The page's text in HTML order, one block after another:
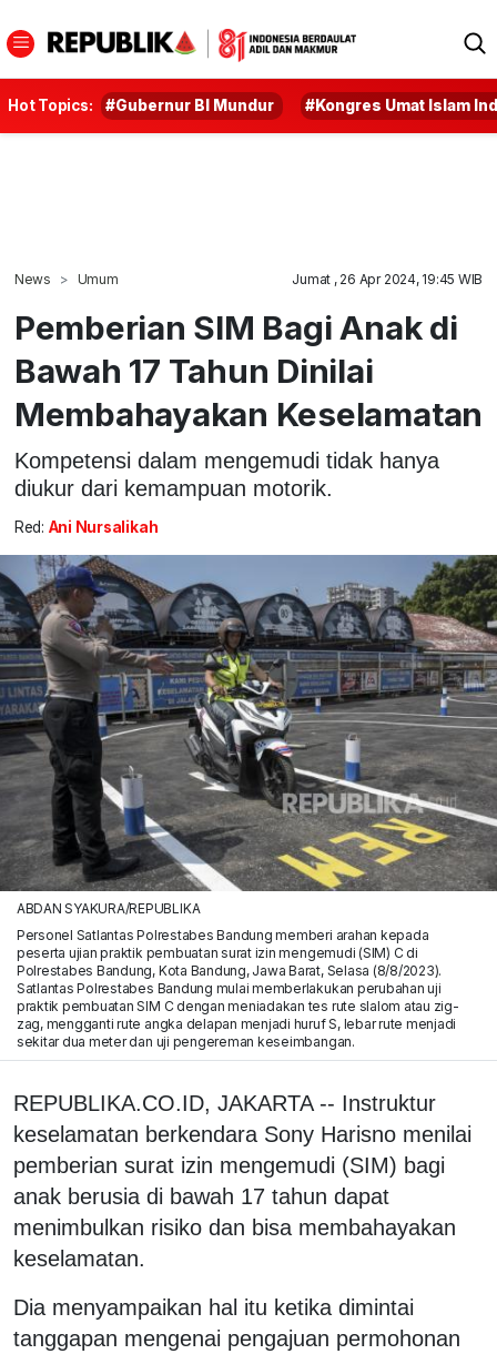
Hot Topics: #Gubernur BI Mundur #Kongres Umat Islam
News Umum Jumat , 26 Apr 2024, 19:45 WIB
Pemberian SIM Bagi Anak di
Bawah 17 Tahun Dinilai
Membahayakan Keselamatan
Kompetensi dalam mengemudi tidak hanya
diukur dari kemampuan motorik.
Red: Ani Nursalikah
ABDAN SYAKURA/REPUBLIKA
Personel Satlantas Polrestabes Bandung memberi arahan kepada
peserta ujian praktik pembuatan surat izin mengemudi (SIM) C di
Polrestabes Bandung, Kota Bandung, Jawa Barat, Selasa (8/8/2023).
Satlantas Polrestabes Bandung mulai memberlakukan perubahan uji
praktik pembuatan SIM C dengan meniadakan tes rute slalom atau zig-
zag, mengganti rute angka delapan menjadi huruf S, lebar rute menjadi
sekitar dua meter dan uji pengereman keseimbangan.
REPUBLIKA.CO.ID, JAKARTA -- Instruktur
keselamatan berkendara Sony Harisno menilai
pemberian surat izin mengemudi (SIM) bagi
anak berusia di bawah 17 tahun dapat
menimbulkan risiko dan bisa membahayakan
keselamatan.
Dia menyampaikan hal itu ketika dimintai
tanggapan mengenai pengajuan permohonan